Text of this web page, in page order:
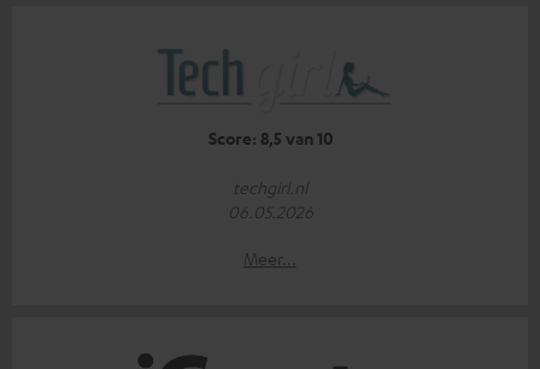
Score: 8,5 van 10
techgirl.nl
06.05.2026
Meer...